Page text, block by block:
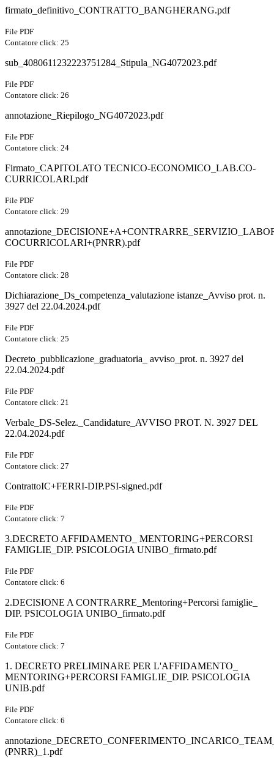
firmato_definitivo_CONTRATTO_BANGHERANG.pdf
File PDF
Contatore click: 25
sub_4080611232223751284_Stipula_NG4072023.pdf
File PDF
Contatore click: 26
annotazione_Riepilogo_NG4072023.pdf
File PDF
Contatore click: 24
Firmato_CAPITOLATO TECNICO-ECONOMICO_LAB.CO-
CURRICOLARI.pdf
File PDF
Contatore click: 29
COCURRICOLARI+(PNRR).pdf
File PDF
Contatore click: 28
Dichiarazione_Ds_competenza_valutazione istanze_Avviso prot. n.
3927 del 22.04.2024.pdf
File PDF
Contatore click: 25
Decreto_pubblicazione_graduatoria_ avviso_prot. n. 3927 del
22.04.2024.pdf
File PDF
Contatore click: 21
Verbale_DS-Selez._Candidature_AVVISO PROT. N. 3927 DEL
22.04.2024.pdf
File PDF
Contatore click: 27
ContrattoIC+FERRI-DIP.PSI-signed.pdf
File PDF
Contatore click: 7
3.DECRETO AFFIDAMENTO_ MENTORING+PERCORSI
FAMIGLIE_DIP. PSICOLOGIA UNIBO_firmato.pdf
File PDF
Contatore click: 6
2.DECISIONE A CONTRARRE_Mentoring+Percorsi famiglie_
DIP. PSICOLOGIA UNIBO_firmato.pdf
File PDF
Contatore click: 7
1. DECRETO PRELIMINARE PER L'AFFIDAMENTO_
MENTORING+PERCORSI FAMIGLIE_DIP. PSICOLOGIA
UNIB.pdf
File PDF
Contatore click: 6
(PNRR)_1.pdf